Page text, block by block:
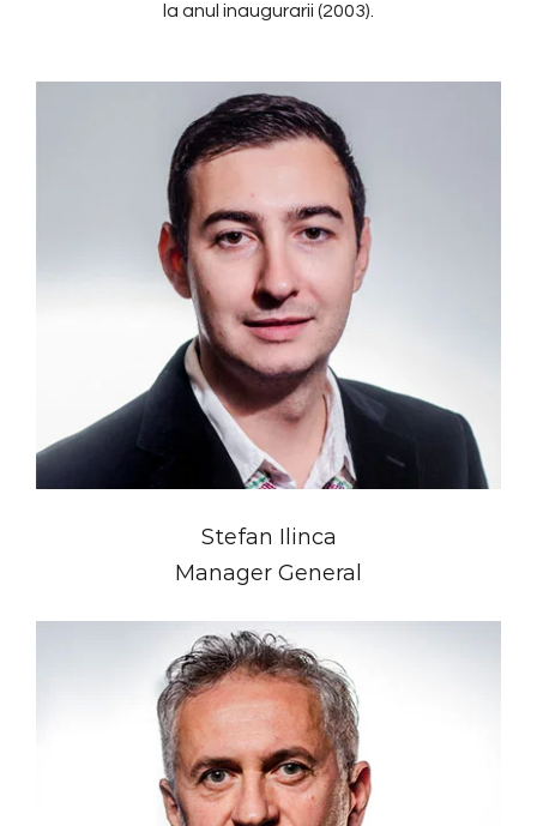
la anul inaugurarii (2003).
Stefan Ilinca
Manager General